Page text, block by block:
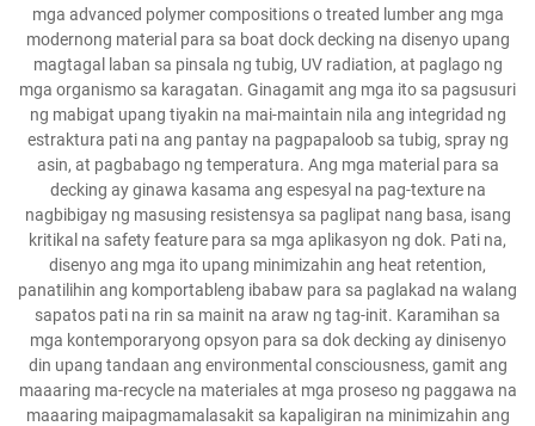
mga advanced polymer compositions o treated lumber ang mga
modernong material para sa boat dock decking na disenyo upang
magtagal laban sa pinsala ng tubig, UV radiation, at paglago ng
mga organismo sa karagatan. Ginagamit ang mga ito sa pagsusuri
ng mabigat upang tiyakin na mai-maintain nila ang integridad ng
estraktura pati na ang pantay na pagpapaloob sa tubig, spray ng
asin, at pagbabago ng temperatura. Ang mga material para sa
decking ay ginawa kasama ang espesyal na pag-texture na
nagbibigay ng masusing resistensya sa paglipat nang basa, isang
kritikal na safety feature para sa mga aplikasyon ng dok. Pati na,
disenyo ang mga ito upang minimizahin ang heat retention,
panatilihin ang komportableng ibabaw para sa paglakad na walang
sapatos pati na rin sa mainit na araw ng tag-init. Karamihan sa
mga kontemporaryong opsyon para sa dok decking ay dinisenyo
din upang tandaan ang environmental consciousness, gamit ang
maaaring ma-recycle na materiales at mga proseso ng paggawa na
maaaring maipagmamalasakit sa kapaligiran na minimizahin ang